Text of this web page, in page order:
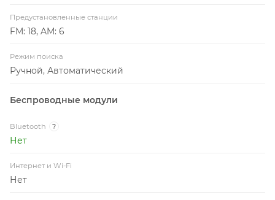
Предустановленные станции
FM: 18, AM: 6
Режим поиска
Ручной, Автоматический
Беспроводные модули
Bluetooth ?
Нет
Интернет и Wi-Fi
Нет